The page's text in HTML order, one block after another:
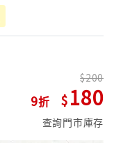
9
200
180
查詢門市庫存